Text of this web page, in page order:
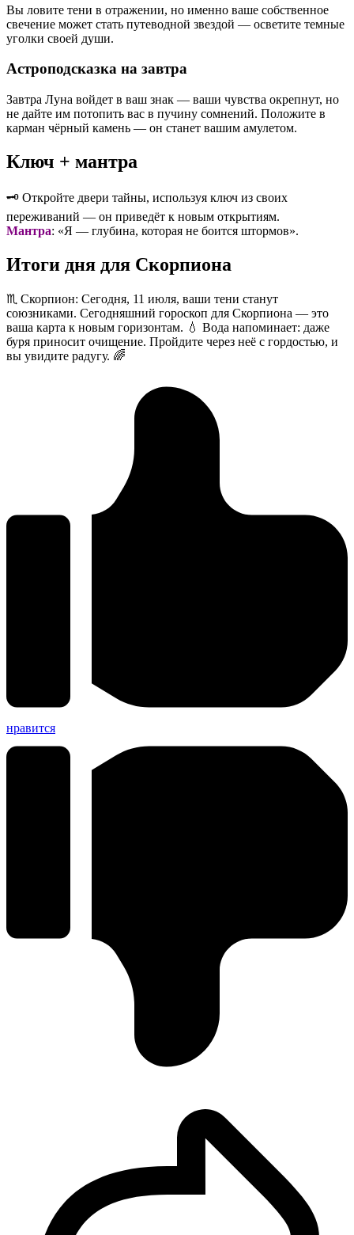
Вы ловите тени в отражении, но именно ваше собственное
свечение может стать путеводной звездой — осветите темные
уголки своей души.
Астроподсказка на завтра
Завтра Луна войдет в ваш знак — ваши чувства окрепнут, но
не дайте им потопить вас в пучину сомнений. Положите в
карман чёрный камень — он станет вашим амулетом.
Ключ + мантра
🗝️ Откройте двери тайны, используя ключ из своих
переживаний — он приведёт к новым открытиям.
Мантра: «Я — глубина, которая не боится штормов».
Итоги дня для Скорпиона
♏️ Скорпион: Сегодня, 11 июля, ваши тени станут
союзниками. Сегодняшний гороскоп для Скорпиона — это
ваша карта к новым горизонтам. 💧 Вода напоминает: даже
буря приносит очищение. Пройдите через неё с гордостью, и
вы увидите радугу. 🌈
нравится